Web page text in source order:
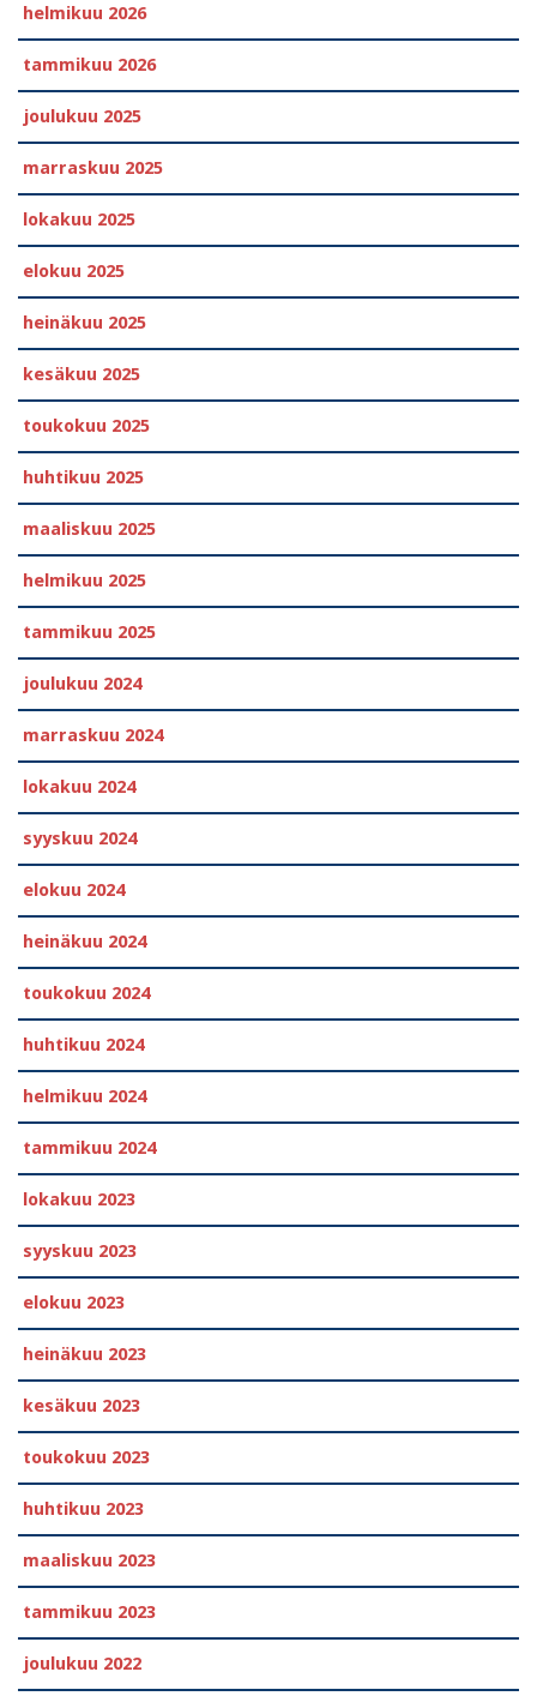
helmikuu 2026
tammikuu 2026
joulukuu 2025
marraskuu 2025
lokakuu 2025
elokuu 2025
heinäkuu 2025
kesäkuu 2025
toukokuu 2025
huhtikuu 2025
maaliskuu 2025
helmikuu 2025
tammikuu 2025
joulukuu 2024
marraskuu 2024
lokakuu 2024
syyskuu 2024
elokuu 2024
heinäkuu 2024
toukokuu 2024
huhtikuu 2024
helmikuu 2024
tammikuu 2024
lokakuu 2023
syyskuu 2023
elokuu 2023
heinäkuu 2023
kesäkuu 2023
toukokuu 2023
huhtikuu 2023
maaliskuu 2023
tammikuu 2023
joulukuu 2022